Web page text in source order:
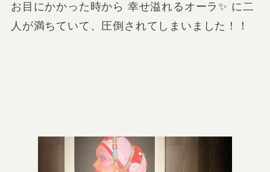
お目にかかった時から 幸せ溢れるオーラ✨ に二
人が満ちていて、圧倒されてしまいました！！